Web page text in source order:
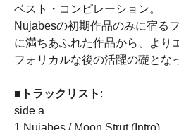
ベスト・コンピレーション。
Nujabesの初期作品のみに宿る
に満ちあふれた作品から、より
フォリカルな後の活躍の礎とな
■トラックリスト :
side a